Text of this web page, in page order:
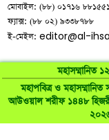
মহাসম্মানিত
মহাপবিত্র ও
আউওয়াল শরীফ ১৪৪৮
মোবাইল: (৮৮) ০১৭১৬
ফ্যাক্স: (৮৮ ০২) ৯৩৩৮৭৮৮
ই-মেইল:editor@al-
©al-ihsan.net2007-